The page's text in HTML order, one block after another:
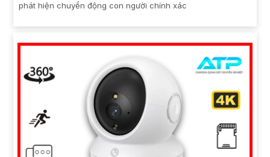
phát hiện chuyển động con người chính xác